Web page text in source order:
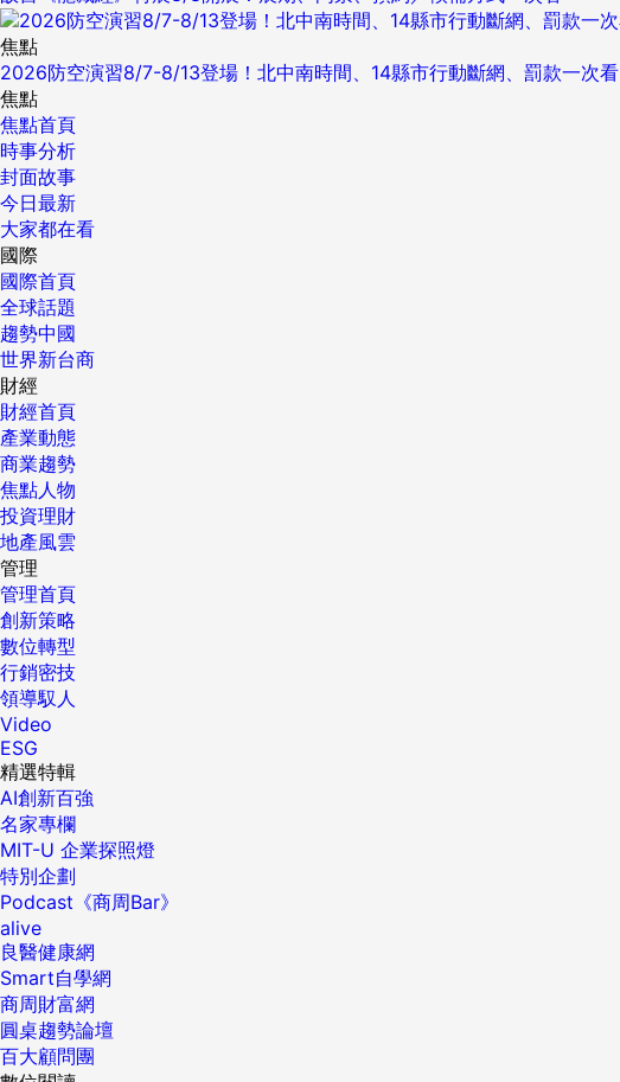
焦點
2026防空演習8/7-8/13登場！北中南時間、14縣市行動斷網、罰款一次看
焦點
焦點首頁
時事分析
封面故事
今日最新
大家都在看
國際
國際首頁
全球話題
趨勢中國
世界新台商
財經
財經首頁
產業動態
商業趨勢
焦點人物
投資理財
地產風雲
管理
管理首頁
創新策略
數位轉型
行銷密技
領導馭人
Video
ESG
精選特輯
AI創新百強
名家專欄
MIT-U 企業探照燈
特別企劃
Podcast《商周Bar》
alive
良醫健康網
Smart自學網
商周財富網
圓桌趨勢論壇
百大顧問團